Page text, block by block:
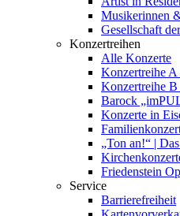
Musikerinnen
Gesellschaft
Konzertreihen
Alle Konzerte
Konzertreihe
Konzertreihe
Barock
Konzerte in
„Ton an!“ |
Friedenstein
Service
Barrierefreiheit